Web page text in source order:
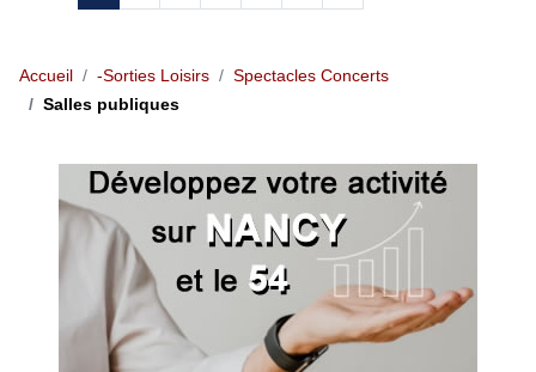
Accueil -Sorties Loisirs
Spectacles Concerts
Salles publiques